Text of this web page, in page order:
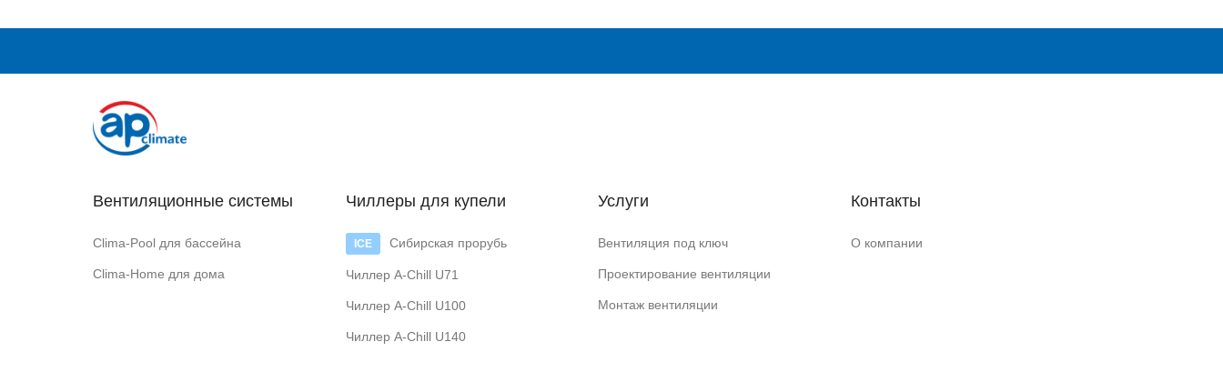
Вентиляционные системы
Clima-Pool для бассейна
Clima-Home для дома
Чиллеры для купели
Сибирская прорубь
Чиллер A-Chill U71
Чиллер A-Chill U100
Чиллер A-Chill U140
Услуги
Вентиляция под ключ
Проектирование вентиляции
Монтаж вентиляции
Контакты
О компании